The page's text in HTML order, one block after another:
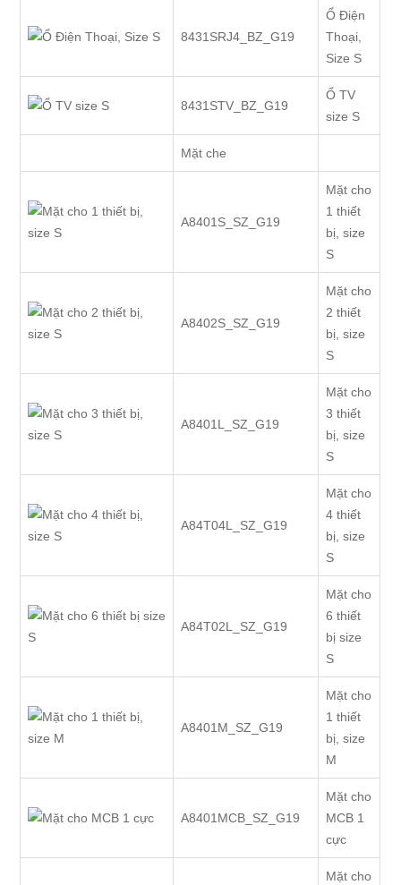
8431SRJ4_BZ_G19
Ổ Điện
Thoại,
Size S
8431STV_BZ_G19
Ổ TV
size S
Mặt che
A8401S_SZ_G19
Mặt cho
1 thiết
bị, size
S
A8402S_SZ_G19
Mặt cho
2 thiết
bị, size
S
A8401L_SZ_G19
Mặt cho
3 thiết
bị, size
S
A84T04L_SZ_G19
Mặt cho
4 thiết
bị, size
S
A84T02L_SZ_G19
Mặt cho
6 thiết
bị size
S
A8401M_SZ_G19
Mặt cho
1 thiết
bị, size
M
A8401MCB_SZ_G19
Mặt cho
MCB 1
cực
Mặt cho